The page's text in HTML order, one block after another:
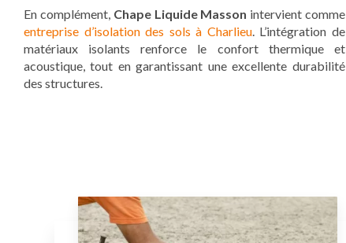
En complément, Chape Liquide Masson intervient comme
entreprise d’isolation des sols à Charlieu. L’intégration de
matériaux isolants renforce le confort thermique et
acoustique, tout en garantissant une excellente durabilité
des structures.